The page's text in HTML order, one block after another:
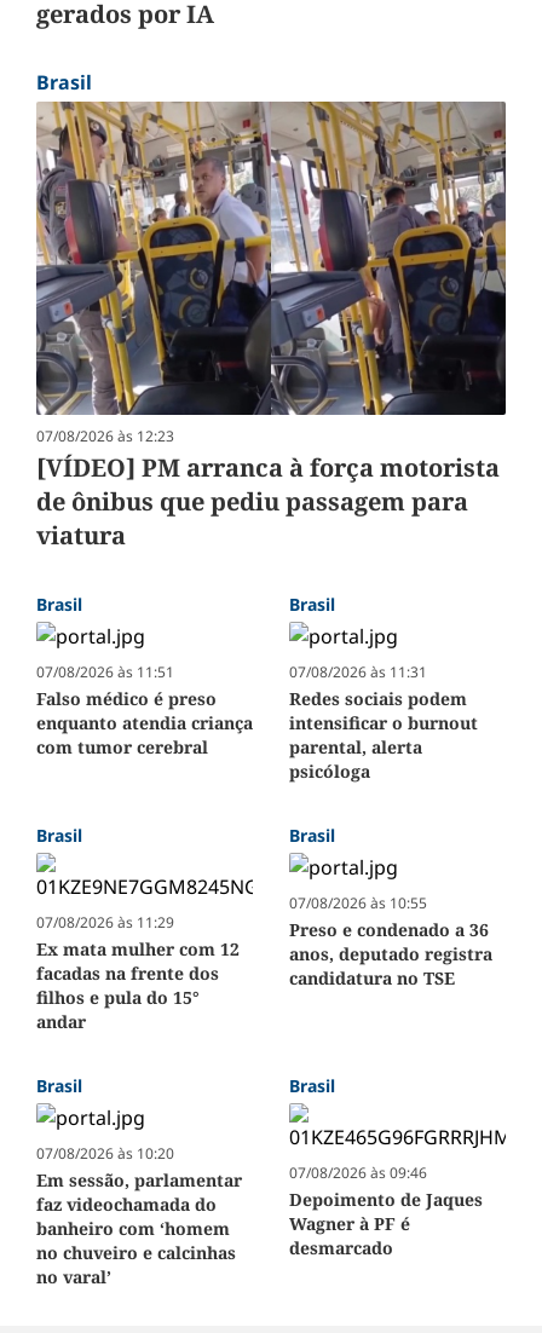
gerados por IA
Brasil
07/08/2026 às 12:23
[VÍDEO] PM arranca à força motorista
de ônibus que pediu passagem para
viatura
Brasil
07/08/2026 às 11:51
Falso médico é preso
enquanto atendia criança
com tumor cerebral
Brasil
07/08/2026 às 11:31
Redes sociais podem
intensificar o burnout
parental, alerta
psicóloga
Brasil
07/08/2026 às 11:29
Ex mata mulher com 12
facadas na frente dos
filhos e pula do 15°
andar
Brasil
07/08/2026 às 10:55
Preso e condenado a 36
anos, deputado registra
candidatura no TSE
Brasil
07/08/2026 às 10:20
Em sessão, parlamentar
faz videochamada do
banheiro com ‘homem
no chuveiro e calcinhas
no varal’
Brasil
07/08/2026 às 09:46
Depoimento de Jaques
Wagner à PF é
desmarcado